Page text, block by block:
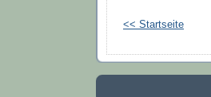
<< Startseite